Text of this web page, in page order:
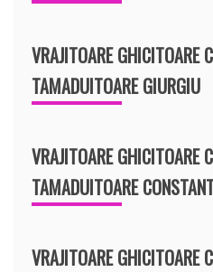
VRAJITOARE GHICITOARE
TAMADUITOARE GIURGIU
VRAJITOARE GHICITOARE
TAMADUITOARE
VRAJITOARE GHICITOARE